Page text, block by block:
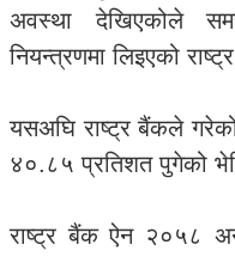
अवस्था देखिएकोले
नियन्त्रणमा लिइएको
यसअघि राष्ट्र बैंकले गरेको
४०.८५ प्रतिशत पुगेको
राष्ट्र बैंक ऐन २०५८